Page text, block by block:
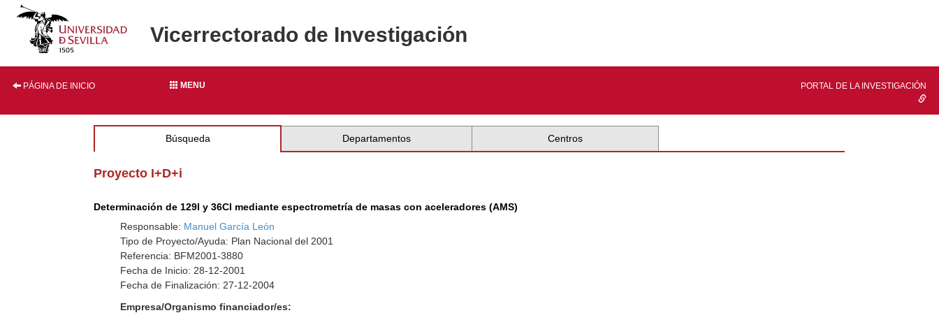
Vicerrectorado de Investigación
PÁGINA DE INICIO MENU PORTAL DE LA INVESTIGACIÓN
Búsqueda Departamentos Centros
Proyecto I+D+i
Determinación de 129I y 36CI mediante espectrometría de masas con aceleradores (AMS)
Responsable: Manuel García León
Tipo de Proyecto/Ayuda: Plan Nacional del 2001
Referencia: BFM2001-3880
Fecha de Inicio: 28-12-2001
Fecha de Finalización: 27-12-2004
Empresa/Organismo financiador/es: